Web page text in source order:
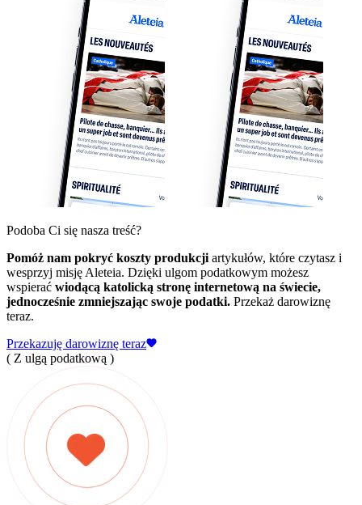
Podoba Ci się nasza treść?
Pomóż nam pokryć koszty produkcji artykułów, które czytasz i
wesprzyj misję Aleteia. Dzięki ulgom podatkowym możesz
wspierać wiodącą katolicką stronę internetową na świecie,
jednocześnie zmniejszając swoje podatki. Przekaż darowiznę
teraz.
Przekazuję darowiznę teraz
( Z ulgą podatkową )